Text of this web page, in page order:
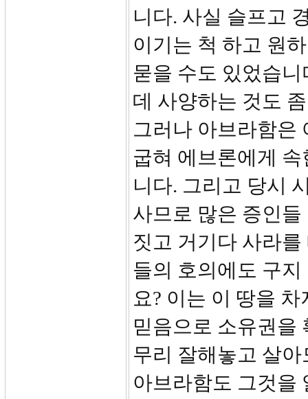
니다. 사실 슬프고
이기는 척 하고 원
묻을 수도 있었습
데 사양하는 것도
그러나 아브라함은
굽혀 에브론에게
니다. 그리고 당시
사므로 많은 증인
짓고 거기다 사라
들의 호의에도 구
요? 이는 이 땅을
믿음으로 소유권을
무리 잘해놓고 살
아브라함도 그것을